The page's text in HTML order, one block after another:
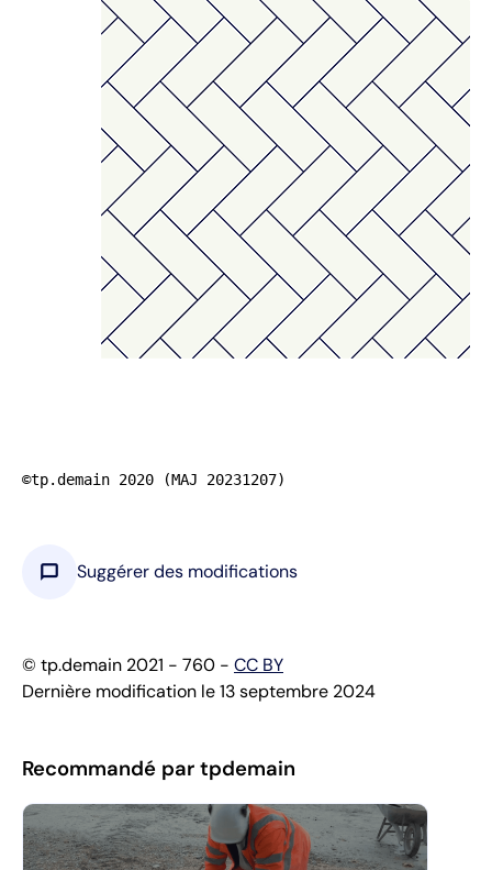
©tp.demain 2020 (MAJ 20231207)
chat_bubble Suggérer des modifications
© tp.demain 2021 - 760 - CC BY
Dernière modification le 13 septembre 2024
Recommandé par tpdemain